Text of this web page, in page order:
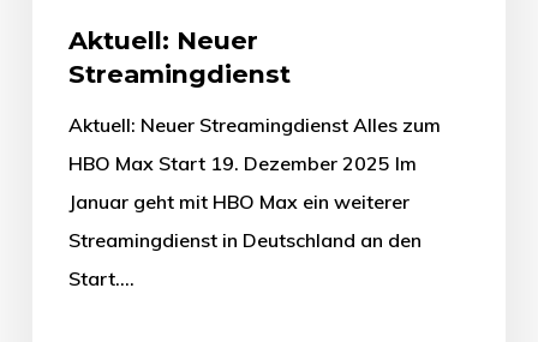
Aktuell: Neuer
Streamingdienst
Aktuell: Neuer Streamingdienst Alles zum
HBO Max Start 19. Dezember 2025 Im
Januar geht mit HBO Max ein weiterer
Streamingdienst in Deutschland an den
Start.…